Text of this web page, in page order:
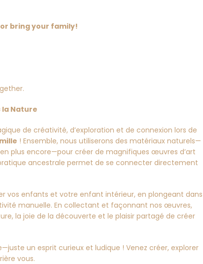
bring your family!
la Nature
de créativité, d’exploration et de connexion lors de
! Ensemble, nous utiliserons des matériaux naturels—
plus encore—pour créer de magnifiques œuvres d’art
ancestrale permet de se connecter directement
vos enfants et votre enfant intérieur, en plongeant dans
manuelle. En collectant et façonnant nos œuvres,
la joie de la découverte et le plaisir partagé de créer
un esprit curieux et ludique ! Venez créer, explorer
vous.